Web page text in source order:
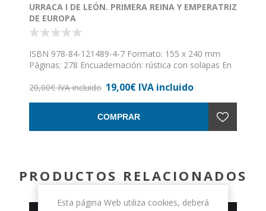
URRACA I DE LEÓN. PRIMERA REINA Y EMPERATRIZ
DE EUROPA
ISBN 978-84-121489-4-7 Formato: 155 x 240 mm
Páginas: 278 Encuadernación: rústica con solapas En
acercado con un interés y rigor enormes, a una de las
pero ella sabe de dónde viene y a donde va, y por
esta razón se intitula siempre como: “EMPERADORA
DE LEÓN Y REYNA DE TODA ESPANNA”. Ella es el
20,00€ IVA incluido 19,00€ IVA incluido
COMPRAR
PRODUCTOS RELACIONADOS
Esta página Web utiliza cookies, deberá